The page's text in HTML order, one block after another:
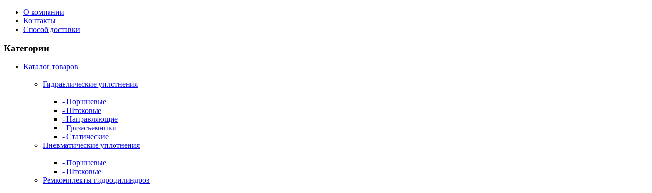
О компании
Контакты
Способ доставки
Категории
Каталог товаров
Гидравлические уплотнения
- Поршневые
- Штоковые
- Направляющие
- Грязесъемники
- Cтатические
Пневматические уплотнения
- Поршневые
- Штоковые
Ремкомплекты гидроцилиндров